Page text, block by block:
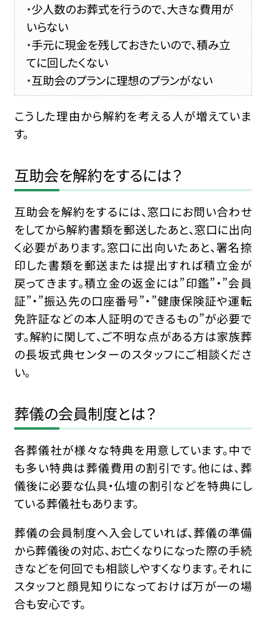
少人数のお葬式を行うので、大きな費用が
いらない
手元に現金を残しておきたいので、積み立
てに回したくない
互助会のプランに理想のプランがない
こうした理由から解約を考える人が増えていま
す。
互助会を解約をするには？
互助会を解約をするには、窓口にお問い合わせ
をしてから解約書類を郵送したあと、窓口に出向
く必要があります。窓口に出向いたあと、署名捺
印した書類を郵送または提出すれば積立金が
戻ってきます。積立金の返金には”印鑑”・”会員
証”・”振込先の口座番号”・”健康保険証や運転
免許証などの本人証明のできるもの”が必要で
す。解約に関して、ご不明な点がある方は家族葬
の長坂式典センターのスタッフにご相談くださ
い。
葬儀の会員制度とは？
各葬儀社が様々な特典を用意しています。中で
も多い特典は葬儀費用の割引です。他には、葬
儀後に必要な仏具・仏壇の割引などを特典にし
ている葬儀社もあります。
葬儀の会員制度へ入会していれば、葬儀の準備
から葬儀後の対応、お亡くなりになった際の手続
きなどを何回でも相談しやすくなります。それに
スタッフと顔見知りになっておけば万が一の場
合も安心です。